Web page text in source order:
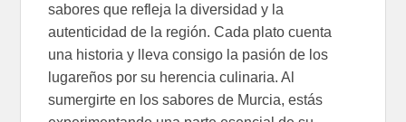
sabores que refleja la diversidad y la
autenticidad de la región. Cada plato cuenta
una historia y lleva consigo la pasión de los
lugareños por su herencia culinaria. Al
sumergirte en los sabores de Murcia, estás